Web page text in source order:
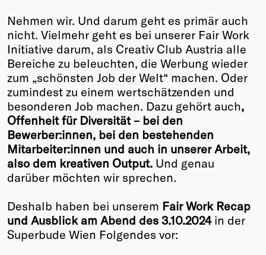
Nehmen wir. Und darum geht es primär auch
nicht. Vielmehr geht es bei unserer Fair Work
Initiative darum, als Creativ Club Austria alle
Bereiche zu beleuchten, die Werbung wieder
zum „schönsten Job der Welt“ machen. Oder
zumindest zu einem wertschätzenden und
besonderen Job machen. Dazu gehört auch,
Offenheit für Diversität – bei den
Bewerber:innen, bei den bestehenden
Mitarbeiter:innen und auch in unserer Arbeit,
also dem kreativen Output. Und genau
darüber möchten wir sprechen.
Deshalb haben bei unserem Fair Work Recap
und Ausblick am Abend des 3.10.2024in der
Superbude Wien Folgendes vor: